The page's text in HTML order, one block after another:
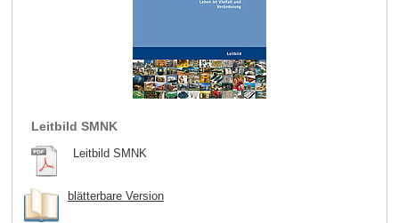
Leitbild SMNK
Leitbild SMNK
blätterbare Version